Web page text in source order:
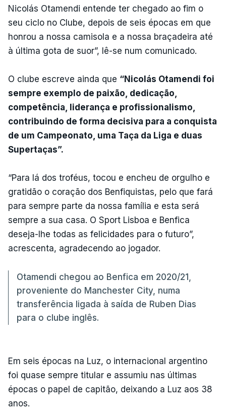
Nicolás Otamendi entende ter chegado ao fim o
seu ciclo no Clube, depois de seis épocas em que
honrou a nossa camisola e a nossa braçadeira até
à última gota de suor”, lê-se num comunicado.
O clube escreve ainda que “Nicolás Otamendi foi
sempre exemplo de paixão, dedicação,
competência, liderança e profissionalismo,
contribuindo de forma decisiva para a conquista
de um Campeonato, uma Taça da Liga e duas
Supertaças”.
“Para lá dos troféus, tocou e encheu de orgulho e
gratidão o coração dos Benfiquistas, pelo que fará
para sempre parte da nossa família e esta será
sempre a sua casa. O Sport Lisboa e Benfica
deseja-lhe todas as felicidades para o futuro”,
acrescenta, agradecendo ao jogador.
Otamendi chegou ao Benfica em 2020/21,
proveniente do Manchester City, numa
transferência ligada à saída de Ruben Dias
para o clube inglês.
Em seis épocas na Luz, o internacional argentino
foi quase sempre titular e assumiu nas últimas
épocas o papel de capitão, deixando a Luz aos 38
anos.